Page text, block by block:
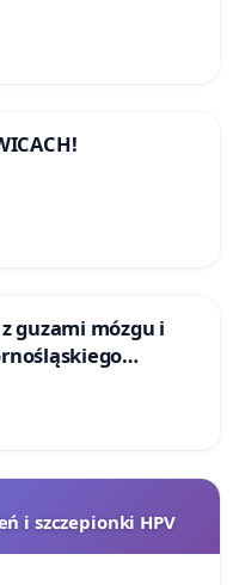
guzami mózgu i
Katowicach
i szczepionki HPV